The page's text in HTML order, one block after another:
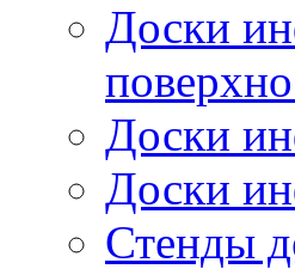
Доски
Доски
Доски
Стенды